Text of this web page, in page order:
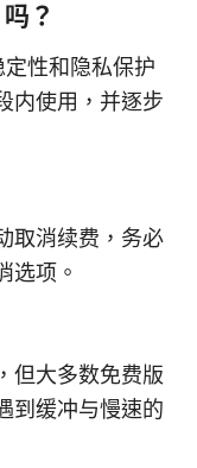
？
性和隐私保护
内使用，并逐步
取消续费，务必
选项。
但大多数免费版
到缓冲与慢速的